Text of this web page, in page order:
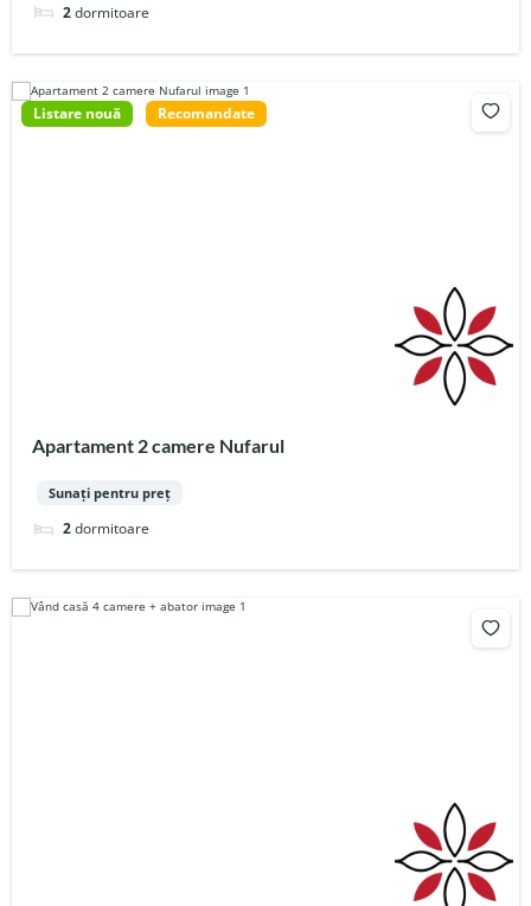
2dormitoare
Listare nouă Recomandate
Apartament 2 camere Nufarul
Sunați pentru preț
2dormitoare